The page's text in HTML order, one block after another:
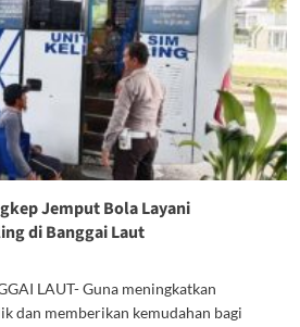
Jemput Bola Layani
di Banggai Laut
LAUT- Guna meningkatkan
dan memberikan kemudahan bagi